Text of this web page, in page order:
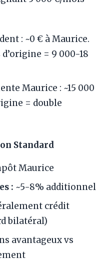
: ~0 € à Maurice.
= 9 000-18
Maurice : ~15 000
= double
Standard
Maurice
: ~5-8% additionnel
crédit
bilatéral)
avantageux vs